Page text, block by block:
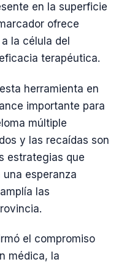
en la superficie
ofrece
la célula del
terapéutica.
herramienta en
importante para
múltiple
y las recaídas son
estrategias que
esperanza
las
el compromiso
médica, la